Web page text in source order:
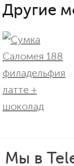
Другие
Мы в